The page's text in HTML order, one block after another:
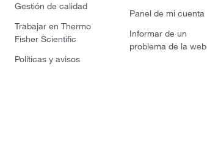
Gestión de calidad
Trabajar en Thermo
Fisher Scientific
Políticas y avisos
Panel de mi cuenta
Informar de un
problema de la web